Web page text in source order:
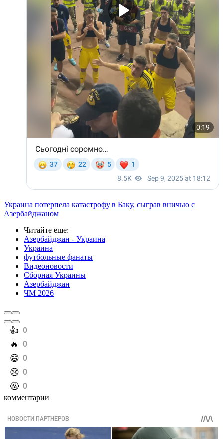
Украина потерпела катастрофу в Баку, сыграв вничью с
Азербайджаном
Читайте еще:
Азербайджан - Украина
Украина
футбольные фанаты
Видеоновости
Сборная Украины
Азербайджан
ЧМ 2026
️👍 0
️🔥 0
️😄 0
️😢 0
️🤬 0
комментарии